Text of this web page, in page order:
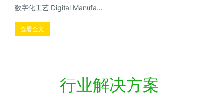
数字化工艺 Digital Manufa…
查看全文
行业解决方案